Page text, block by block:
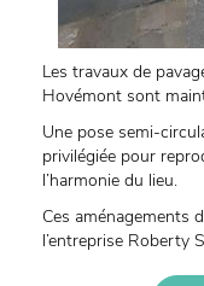
Les travaux de
Hovémont sont
Une pose semi-
privilégiée pour
l’harmonie du lieu.
Ces aménagements
l’entreprise Roberty